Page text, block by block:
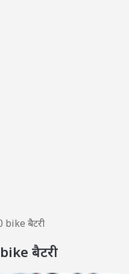
बैटरी
बैटरी